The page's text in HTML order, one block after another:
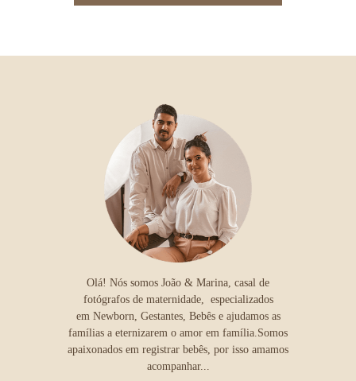
Olá! Nós somos João & Marina, casal de
fotógrafos de maternidade, especializados
em Newborn, Gestantes, Bebês e ajudamos as
famílias a eternizarem o amor em família.Somos
apaixonados em registrar bebês, por isso amamos
acompanhar...